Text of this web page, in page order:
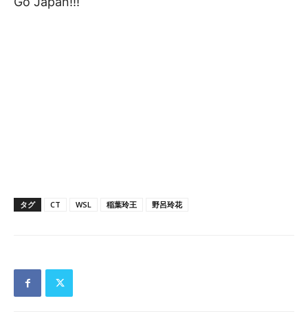
タグ CT WSL 稲葉玲王 野呂玲花